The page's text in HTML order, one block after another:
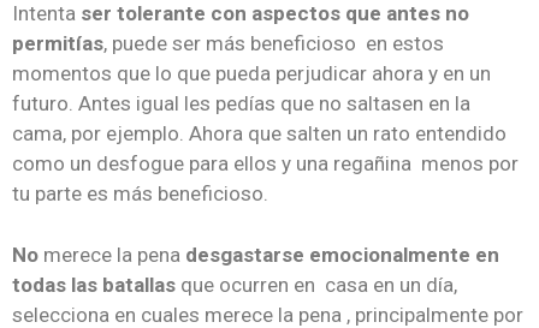
Intenta ser tolerante con aspectos que antes no
permitías, puede ser más beneficioso en estos
momentos que lo que pueda perjudicar ahora y en un
futuro. Antes igual les pedías que no saltasen en la
cama, por ejemplo. Ahora que salten un rato entendido
como un desfogue para ellos y una regañina menos por
tu parte es más beneficioso.
No merece la pena desgastarse emocionalmente en
todas las batallas que ocurren en casa en un día,
selecciona en cuales merece la pena , principalmente por